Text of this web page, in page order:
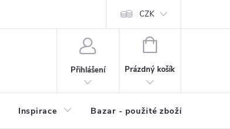
Kvalita zboží Spolupráce |
CZK
Přihlášení
NÁKUPNÍ
Prázdný košík
Inspirace Bazar - použité zboží